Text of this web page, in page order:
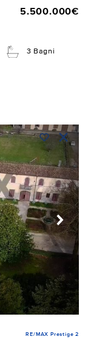
5.500.000€
3 Bagni
RE/MAX Prestige 2